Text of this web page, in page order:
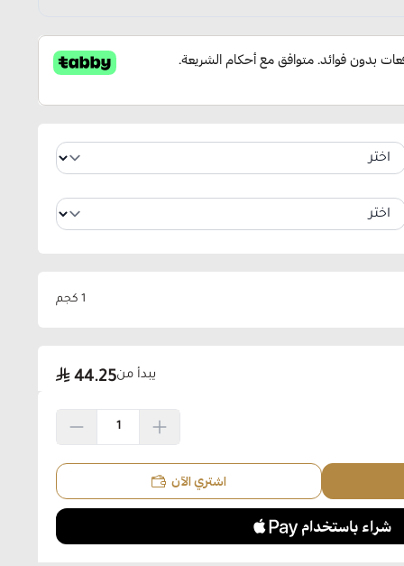
1 كجم
يبدأ من44.25
اشتري الآن